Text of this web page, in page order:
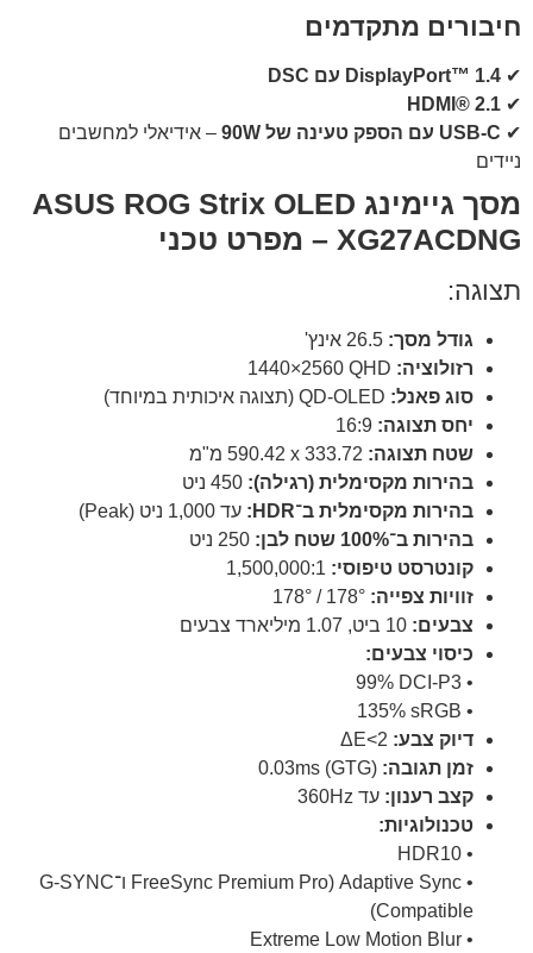
חיבורים מתקדמים
✔ DisplayPort™ 1.4 עם DSC
✔
HDMI® 2.1
✔ USB-C עם הספק טעינה של 90W
– אידיאלי למחשבים
ניידים
מסך גיימינג ASUS ROG Strix OLED
XG27ACDNG – מפרט טכני
תצוגה:
גודל מסך:
רזולוציה:
סוג פאנל:
יחס תצוגה:
שטח תצוגה:
בהירות מקסימלית (רגילה):
בהירות מקסימלית ב־HDR:
עד ‎1,000 ניט (Peak)
בהירות ב־100% שטח לבן:
קונטרסט טיפוסי:
זוויות צפייה:
צבעים:
כיסוי צבעים:
• ‎99% DCI-P3
• ‎135% sRGB
דיוק צבע:
זמן תגובה:
קצב רענון: עד 360Hz
טכנולוגיות:
• HDR10
• Adaptive Sync (FreeSync Premium Pro ו־G-SYNC
Compatible)
• Extreme Low Motion Blur